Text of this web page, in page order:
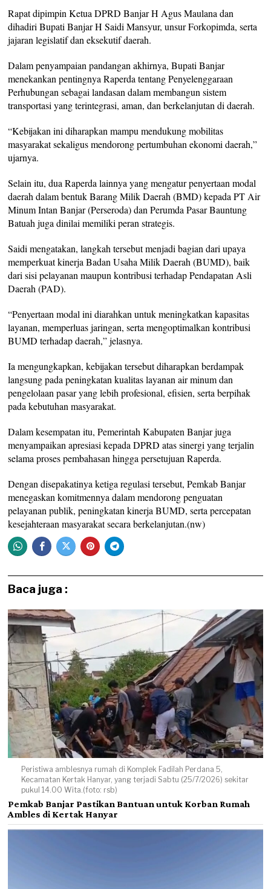
Rapat dipimpin Ketua DPRD Banjar H Agus Maulana dan
dihadiri Bupati Banjar H Saidi Mansyur, unsur Forkopimda, serta
jajaran legislatif dan eksekutif daerah.
Dalam penyampaian pandangan akhirnya, Bupati Banjar
menekankan pentingnya Raperda tentang Penyelenggaraan
Perhubungan sebagai landasan dalam membangun sistem
transportasi yang terintegrasi, aman, dan berkelanjutan di daerah.
“Kebijakan ini diharapkan mampu mendukung mobilitas
masyarakat sekaligus mendorong pertumbuhan ekonomi daerah,”
ujarnya.
Selain itu, dua Raperda lainnya yang mengatur penyertaan modal
daerah dalam bentuk Barang Milik Daerah (BMD) kepada PT Air
Minum Intan Banjar (Perseroda) dan Perumda Pasar Bauntung
Batuah juga dinilai memiliki peran strategis.
Saidi mengatakan, langkah tersebut menjadi bagian dari upaya
memperkuat kinerja Badan Usaha Milik Daerah (BUMD), baik
dari sisi pelayanan maupun kontribusi terhadap Pendapatan Asli
Daerah (PAD).
“Penyertaan modal ini diarahkan untuk meningkatkan kapasitas
layanan, memperluas jaringan, serta mengoptimalkan kontribusi
BUMD terhadap daerah,” jelasnya.
Ia mengungkapkan, kebijakan tersebut diharapkan berdampak
langsung pada peningkatan kualitas layanan air minum dan
pengelolaan pasar yang lebih profesional, efisien, serta berpihak
pada kebutuhan masyarakat.
Dalam kesempatan itu, Pemerintah Kabupaten Banjar juga
menyampaikan apresiasi kepada DPRD atas sinergi yang terjalin
selama proses pembahasan hingga persetujuan Raperda.
Dengan disepakatinya ketiga regulasi tersebut, Pemkab Banjar
menegaskan komitmennya dalam mendorong penguatan
pelayanan publik, peningkatan kinerja BUMD, serta percepatan
kesejahteraan masyarakat secara berkelanjutan.(nw)
Baca juga :
Peristiwa amblesnya rumah di Komplek Fadilah Perdana 5,
Kecamatan Kertak Hanyar, yang terjadi Sabtu (25/7/2026) sekitar
pukul 14.00 Wita.(foto: rsb)
Pemkab Banjar Pastikan Bantuan untuk Korban Rumah
Ambles di Kertak Hanyar